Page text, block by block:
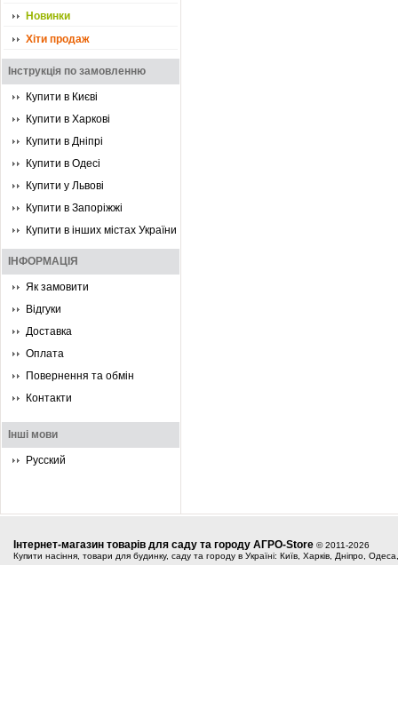
Новинки
Хіти продаж
Інструкція по замовленню
Купити в Києві
Купити в Харкові
Купити в Дніпрі
Купити в Одесі
Купити у Львові
Купити в Запоріжжі
Купити в інших містах України
ІНФОРМАЦІЯ
Як замовити
Відгуки
Доставка
Оплата
Повернення та обмін
Контакти
Інші мови
Русский
Інтернет-магазин товарів для саду та городу АГРО-Store © 2011-2026
Купити насіння, товари для будинку, саду та городу в Україні: Київ, Харків, Дніпро,